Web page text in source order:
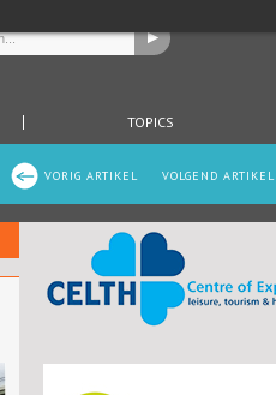
TOPICS
VOLGEND ARTIKEL
VORIG ARTIKEL